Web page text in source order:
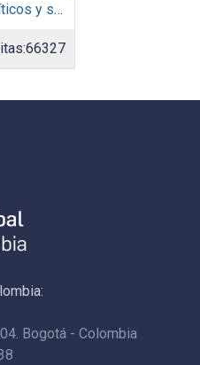
Pactos políticos y sociales para la igualdad y el desarrollo sostenible en América Latina y el Caribe en la recuperación pos COVID-19
66327
Bogotá - Colombia